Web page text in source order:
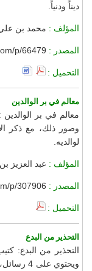
ديناً ودنياً.
المؤلف : محمد بن
المصدر : p/66479
التحميل :
معالم في بر الوالدين
معالم في بر
وصور ذلك، مع ذكر
لوالديه.
المؤلف : عبد العزيز
المصدر : p/307906
التحميل :
التحذير من البدع
التحذير من البدع:
ويحتوي